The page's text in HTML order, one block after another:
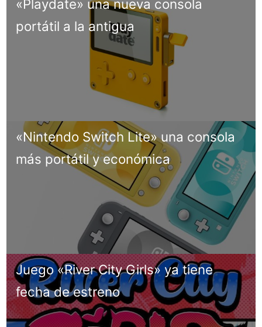
«Playdate» una nueva consola
portátil a la antigua
«Nintendo Switch Lite» una consola
más portátil y económica
Juego «River City Girls» ya tiene
fecha de estreno